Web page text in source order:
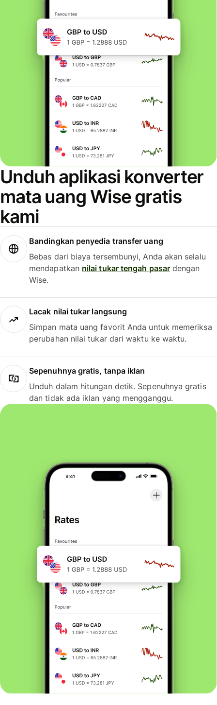
Unduh aplikasi konverter
mata uang Wise gratis
kami
Bandingkan penyedia transfer uang
Bebas dari biaya tersembunyi, Anda akan selalu
mendapatkan nilai tukar tengah pasardengan
Wise.
Lacak nilai tukar langsung
Simpan mata uang favorit Anda untuk memeriksa
perubahan nilai tukar dari waktu ke waktu.
Sepenuhnya gratis, tanpa iklan
Unduh dalam hitungan detik. Sepenuhnya gratis
dan tidak ada iklan yang mengganggu.